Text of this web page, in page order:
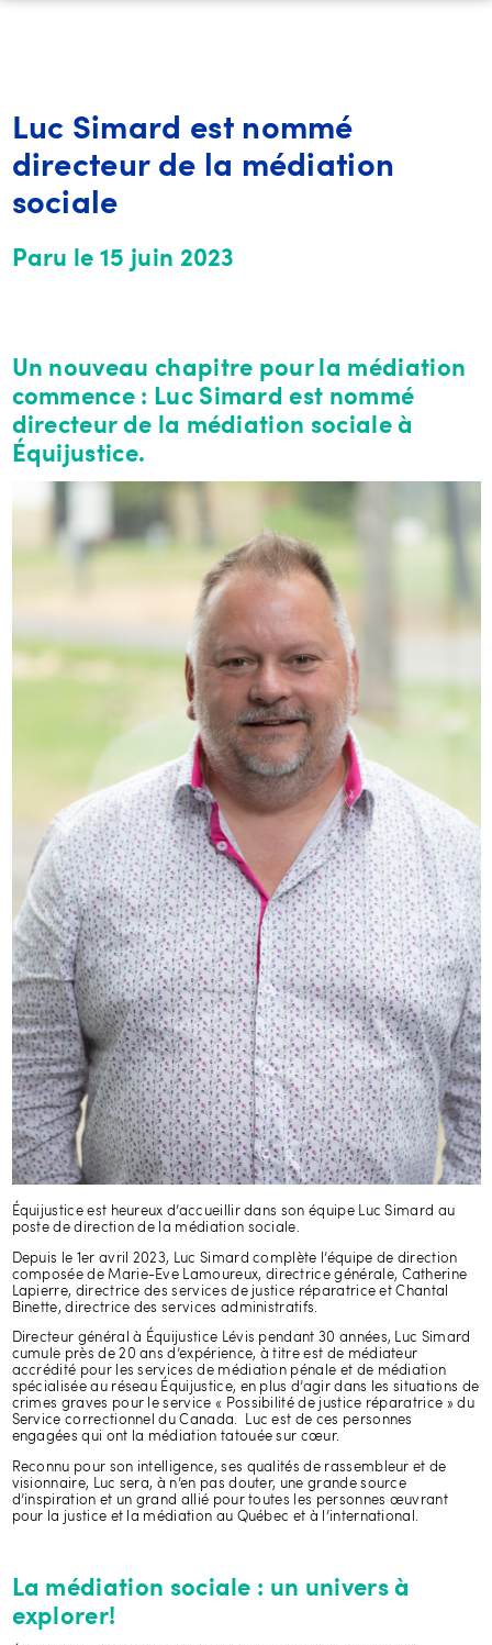
Luc Simard est nommé
directeur de la médiation
sociale
Paru le 15 juin 2023
Un nouveau chapitre pour la médiation
commence : Luc Simard est nommé
directeur de la médiation sociale à
Équijustice.
Équijustice est heureux d’accueillir dans son équipe Luc Simard au
poste de direction de la médiation sociale.
Depuis le 1er avril 2023, Luc Simard complète l’équipe de direction
composée de Marie-Eve Lamoureux, directrice générale, Catherine
Lapierre, directrice des services de justice réparatrice et Chantal
Binette, directrice des services administratifs.
Directeur général à Équijustice Lévis pendant 30 années, Luc Simard
cumule près de 20 ans d’expérience, à titre est de médiateur
accrédité pour les services de médiation pénale et de médiation
spécialisée au réseau Équijustice, en plus d’agir dans les situations de
crimes graves pour le service « Possibilité de justice réparatrice » du
Service correctionnel du Canada. Luc est de ces personnes
engagées qui ont la médiation tatouée sur cœur.
Reconnu pour son intelligence, ses qualités de rassembleur et de
visionnaire, Luc sera, à n’en pas douter, une grande source
d’inspiration et un grand allié pour toutes les personnes œuvrant
pour la justice et la médiation au Québec et à l’international.
La médiation sociale : un univers à
explorer!